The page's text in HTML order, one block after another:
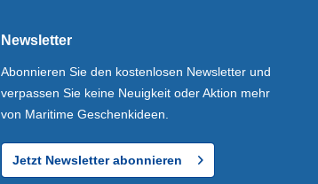
Newsletter
Abonnieren Sie den kostenlosen Newsletter und
verpassen Sie keine Neuigkeit oder Aktion mehr
von Maritime Geschenkideen.
Jetzt Newsletter abonnieren